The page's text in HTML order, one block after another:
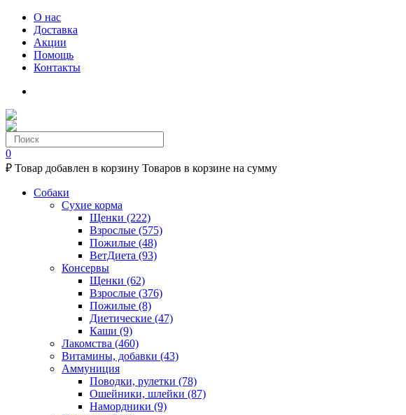
О нас
Доставка
Акции
Помощь
Контакты
0
₽ Товар добавлен в корзину Товаров в корзине на сумму
Собаки
Сухие корма
Щенки (222)
Взрослые (575)
Пожилые (48)
ВетДиета (93)
Консервы
Щенки (62)
Взрослые (376)
Пожилые (8)
Диетические (47)
Каши (9)
Лакомства (460)
Витамины, добавки (43)
Аммуниция
Поводки, рулетки (78)
Ошейники, шлейки (87)
Намордники (9)